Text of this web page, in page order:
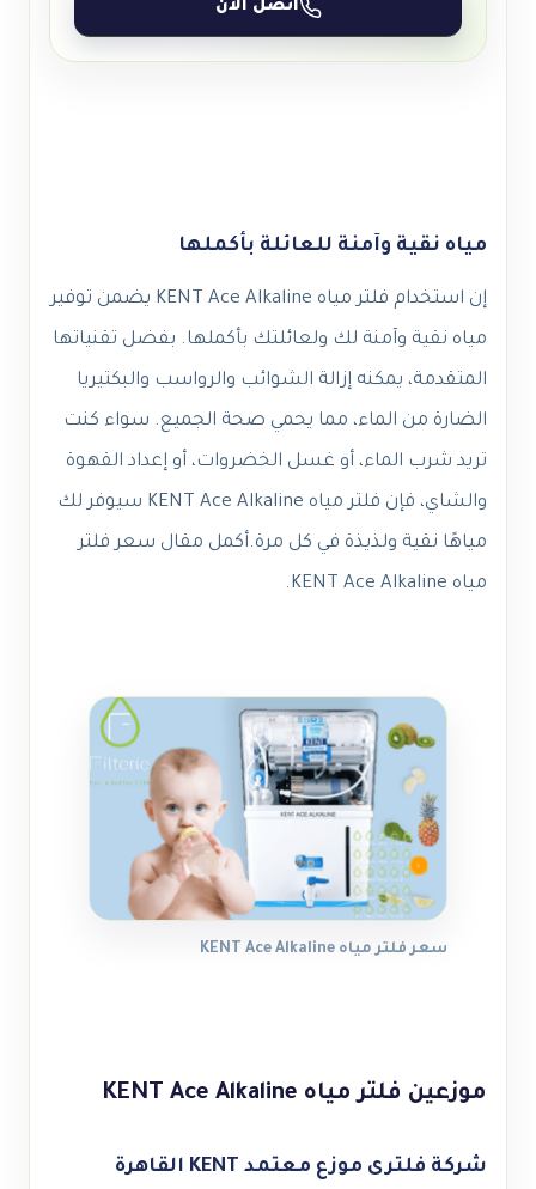
اتصل الآن
مياه نقية وآمنة للعائلة بأكملها
إن استخدام فلتر مياه KENT Ace Alkaline يضمن توفير
مياه نقية وآمنة لك ولعائلتك بأكملها. بفضل تقنياتها
المتقدمة، يمكنه إزالة الشوائب والرواسب والبكتيريا
الضارة من الماء، مما يحمي صحة الجميع. سواء كنت
تريد شرب الماء، أو غسل الخضروات، أو إعداد القهوة
والشاي، فإن فلتر مياه KENT Ace Alkaline سيوفر لك
مياهًا نقية ولذيذة في كل مرة.أكمل مقال سعر فلتر
مياه KENT Ace Alkaline.
سعر فلتر مياه KENT Ace Alkaline
موزعين فلتر مياه KENT Ace Alkaline
شركة فلترى موزع معتمد KENT القاهرة